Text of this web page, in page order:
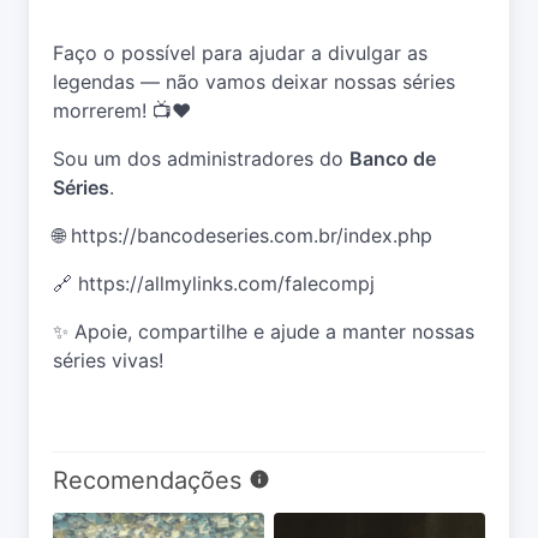
Faço o possível para ajudar a divulgar as
legendas — não vamos deixar nossas séries
morrerem! 📺❤️
Sou um dos administradores do Banco de
Séries.
🌐 https://bancodeseries.com.br/index.php
🔗 https://allmylinks.com/falecompj
✨ Apoie, compartilhe e ajude a manter nossas
séries vivas!
Recomendações